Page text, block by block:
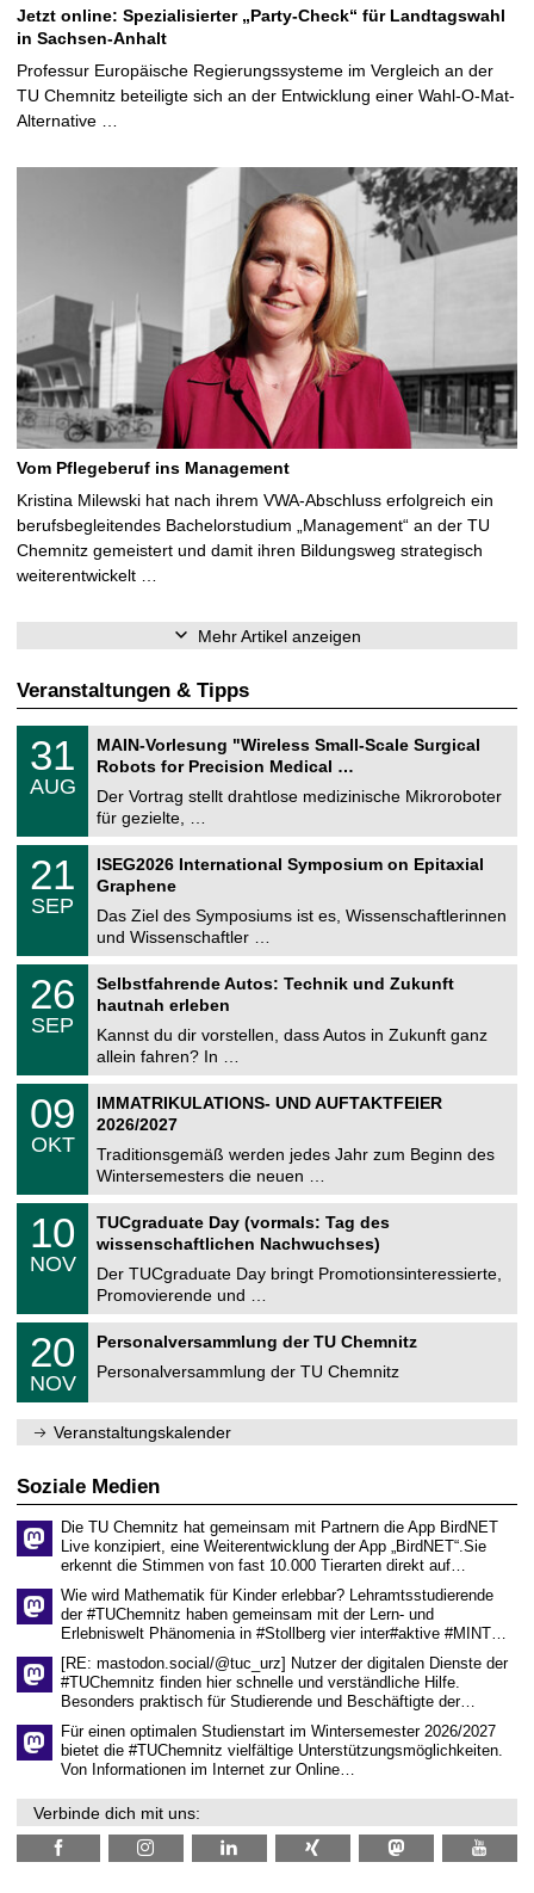
Jetzt online: Spezialisierter „Party-Check“ für Landtagswahl
in Sachsen-Anhalt
Professur Europäische Regierungssysteme im Vergleich an der
TU Chemnitz beteiligte sich an der Entwicklung einer Wahl-O-Mat-
Alternative …
Vom Pflegeberuf ins Management
Kristina Milewski hat nach ihrem VWA-Abschluss erfolgreich ein
berufsbegleitendes Bachelorstudium „Management“ an der TU
Chemnitz gemeistert und damit ihren Bildungsweg strategisch
weiterentwickelt …
Mehr Artikel anzeigen
Veranstaltungen & Tipps
n
3
1
0
2
0
2
6
31
AUG
MAIN-Vorlesung "Wireless Small-Scale Surgical
Robots for Precision Medical …
Der Vortrag stellt drahtlose medizinische Mikroroboter
für gezielte, …
n
2
1
.
0
2
0
2
6
21
SEP
ISEG2026 International Symposium on Epitaxial
Graphene
Das Ziel des Symposiums ist es, Wissenschaftlerinnen
und Wissenschaftler …
n
2
6
.
0
2
0
2
6
26
SEP
Selbstfahrende Autos: Technik und Zukunft
hautnah erleben
Kannst du dir vorstellen, dass Autos in Zukunft ganz
allein fahren? In …
n
0
9
.
1
2
0
2
6
09
OKT
IMMATRIKULATIONS- UND AUFTAKTFEIER
2026/2027
Traditionsgemäß werden jedes Jahr zum Beginn des
Wintersemesters die neuen …
m
e
n
w
s
s
n
h
a
f
l
c
e
n
N
c
w
1
.
1
2
0
2
6
10
NOV
TUCgraduate Day (vormals: Tag des
wissenschaftlichen Nachwuchses)
Der TUCgraduate Day bringt Promotionsinteressierte,
Promovierende und …
e
m
z
2
0
.
1
2
2
6
20
NOV
Personalversammlung der TU Chemnitz
Personalversammlung der TU Chemnitz
Veranstaltungskalender
Soziale Medien
Die TU Chemnitz hat gemeinsam mit Partnern die App BirdNET
Live konzipiert, eine Weiterentwicklung der App „BirdNET“.Sie
erkennt die Stimmen von fast 10.000 Tierarten direkt auf…
Wie wird Mathematik für Kinder erlebbar? Lehramtsstudierende
der #TUChemnitz haben gemeinsam mit der Lern- und
Erlebniswelt Phänomenia in #Stollberg vier inter#aktive #MINT…
[RE: mastodon.social/@tuc_urz] Nutzer der digitalen Dienste der
#TUChemnitz finden hier schnelle und verständliche Hilfe.
Besonders praktisch für Studierende und Beschäftigte der…
Für einen optimalen Studienstart im Wintersemester 2026/2027
bietet die #TUChemnitz vielfältige Unterstützungsmöglichkeiten.
Von Informationen im Internet zur Online…
Verbinde dich mit uns: